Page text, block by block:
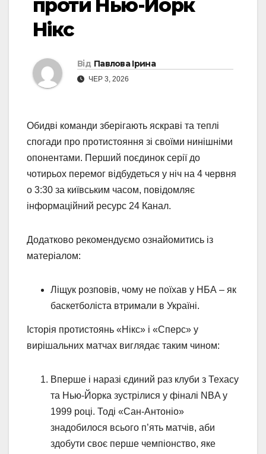
проти Нью-Йорк
Нікс
Від Павлова Ірина
ЧЕР 3, 2026
Обидві команди зберігають яскраві та теплі
спогади про протистояння зі своїми нинішніми
опонентами. Перший поєдинок серії до
чотирьох перемог відбудеться у ніч на 4 червня
о 3:30 за київським часом, повідомляє
інформаційний ресурс 24 Канал.
Додатково рекомендуємо ознайомитись із
матеріалом:
Ліщук розповів, чому не поїхав у НБА – як
баскетболіста втримали в Україні.
Історія протистоянь «Нікс» і «Сперс» у
вирішальних матчах виглядає таким чином:
Вперше і наразі єдиний раз клуби з Техасу
та Нью-Йорка зустрілися у фіналі NBA у
1999 році. Тоді «Сан-Антоніо»
знадобилося всього п’ять матчів, аби
здобути своє перше чемпіонство, яке